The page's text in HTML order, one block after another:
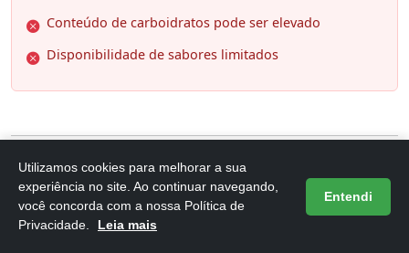
Conteúdo de carboidratos pode ser elevado
Disponibilidade de sabores limitados
6. Integralmedica - Whey Protein
Concentrado Morango 100% Pure -
Utilizamos cookies para melhorar a sua
experiência no site. Ao continuar navegando,
você concorda com a nossa Política de
Privacidade.
Leia mais
Entendi